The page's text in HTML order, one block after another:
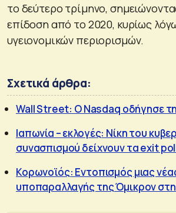
το δεύτερο τρίμηνο,
επίδοση από το 2020, κυρίως
υγειονομικών περιορισμών.
Σχετικά άρθρα:
Wall Street: Ο Nasdaq οδήγησε
Ιαπωνία – εκλογές: Νίκη του
συνασπισμού δείχνουν τα exit
Κορωνοϊός: Εντοπισμός μιας
υποπαραλλαγής της Όμικρον